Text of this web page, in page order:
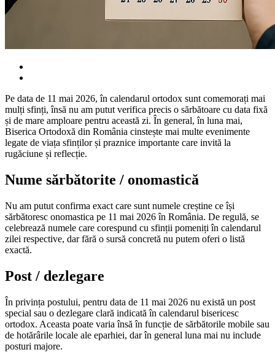
Pe data de 11 mai 2026, în calendarul ortodox sunt comemorați mai
mulți sfinți, însă nu am putut verifica precis o sărbătoare cu data fixă
și de mare amploare pentru această zi. În general, în luna mai,
Biserica Ortodoxă din România cinstește mai multe evenimente
legate de viața sfinților și praznice importante care invită la
rugăciune și reflecție.
Nume sărbătorite / onomastică
Nu am putut confirma exact care sunt numele creștine ce își
sărbătoresc onomastica pe 11 mai 2026 în România. De regulă, se
celebrează numele care corespund cu sfinții pomeniți în calendarul
zilei respective, dar fără o sursă concretă nu putem oferi o listă
exactă.
Post / dezlegare
În privința postului, pentru data de 11 mai 2026 nu există un post
special sau o dezlegare clară indicată în calendarul bisericesc
ortodox. Aceasta poate varia însă în funcție de sărbătorile mobile sau
de hotărârile locale ale eparhiei, dar în general luna mai nu include
posturi majore.